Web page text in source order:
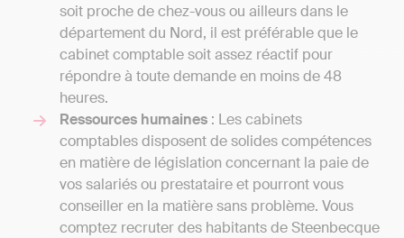
soit proche de chez-vous ou ailleurs dans le
département du Nord, il est préférable que le
cabinet comptable soit assez réactif pour
répondre à toute demande en moins de 48
heures.
Ressources humaines : Les cabinets
comptables disposent de solides compétences
en matière de législation concernant la paie de
vos salariés ou prestataire et pourront vous
conseiller en la matière sans problème. Vous
comptez recruter des habitants de Steenbecque